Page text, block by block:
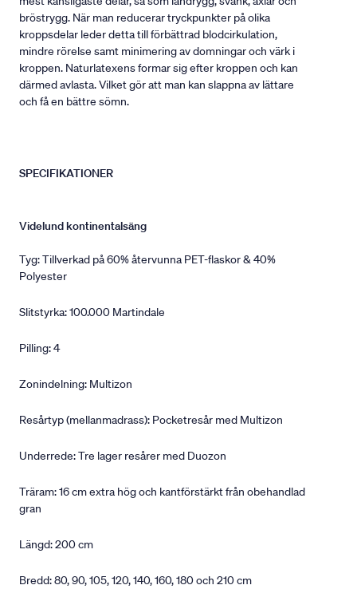
bröstrygg. När man reducerar tryckpunkter på olika
kroppsdelar leder detta till förbättrad blodcirkulation,
mindre rörelse samt minimering av domningar och värk i
kroppen. Naturlatexens formar sig efter kroppen och kan
därmed avlasta. Vilket gör att man kan slappna av lättare
och få en bättre sömn.
SPECIFIKATIONER
Videlund kontinentalsäng
Tyg: Tillverkad på 60% återvunna PET-flaskor & 40%
Polyester
Slitstyrka: 100.000 Martindale
Pilling: 4
Zonindelning: Multizon
Resårtyp (mellanmadrass): Pocketresår med Multizon
Underrede: Tre lager resårer med Duozon
Träram: 16 cm extra hög och kantförstärkt från obehandlad
gran
Längd: 200 cm
Bredd: 80, 90, 105, 120, 140, 160, 180 och 210 cm